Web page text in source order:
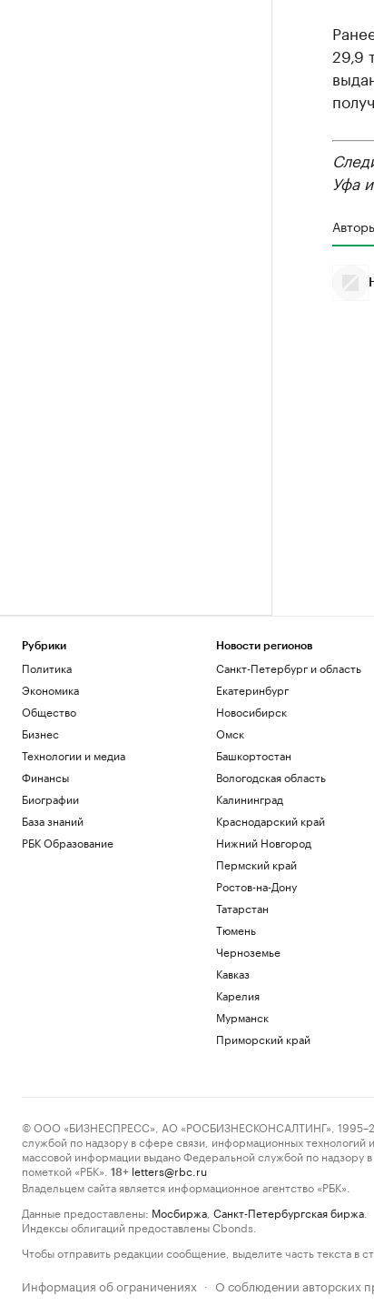
29,9
Уфа
Рубрики
Политика
Экономика
Общество
Бизнес
Технологии и медиа
Финансы
Биографии
База знаний
РБК Образование
Новости регионов
Санкт-Петербург и область
Екатеринбург
Новосибирск
Омск
Башкортостан
Вологодская область
Калининград
Краснодарский край
Нижний Новгород
Пермский край
Ростов-на-Дону
Татарстан
Тюмень
Черноземье
Кавказ
Карелия
Мурманск
Приморский край
© ООО «БИЗНЕСПРЕСС», АО «РОСБИЗНЕСКОНСАЛТИНГ»,
службой по надзору в сфере связи, информационных
массовой информации выдано Федеральной службой по
пометкой «РБК».
18+ letters@rbc.ru
Владельцем сайта является информационное агентство «РБК».
Данные предоставлены: Мосбиржа Санкт-Петербургская биржа
Индексы облигаций предоставлены Cbonds.
Чтобы отправить редакции сообщение, выделите часть текста в
Информация об ограничениях · О соблюдении авторских